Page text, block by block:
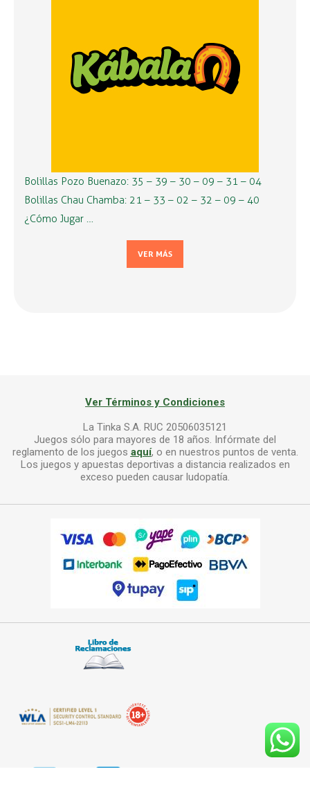
Bolillas Pozo Buenazo: 35 – 39 – 30 – 09 – 31 – 04
Bolillas Chau Chamba: 21 – 33 – 02 – 32 – 09 – 40
¿Cómo Jugar …
VER MÁS
Ver Términos y Condiciones
La Tinka S.A. RUC 20506035121
Juegos sólo para mayores de 18 años. Infórmate del
reglamento de los juegos aquí, o en nuestros puntos de venta.
Los juegos y apuestas deportivas a distancia realizados en
exceso pueden causar ludopatía.